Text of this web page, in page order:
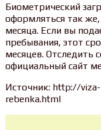
Биометрический
оформляться так же,
месяца. Если вы
пребывания, этот
месяцев. Отследить
официальный сайт
Источник: http://
rebenka.html